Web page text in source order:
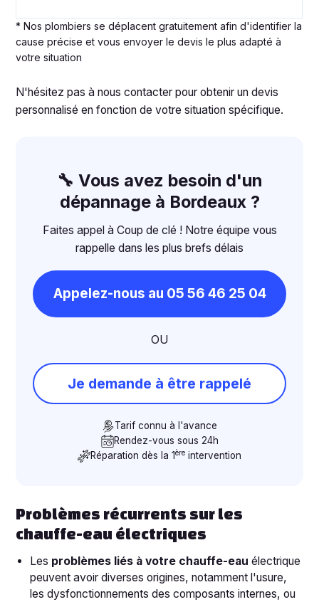
* Nos plombiers se déplacent gratuitement afin d'identifier la
cause précise et vous envoyer le devis le plus adapté à
votre situation
N'hésitez pas à nous contacter pour obtenir un devis
personnalisé en fonction de votre situation spécifique.
🔧 Vous avez besoin d'un
dépannage à Bordeaux ?
Faites appel à Coup de clé ! Notre équipe vous
rappelle dans les plus brefs délais
Appelez-nous au 05 56 46 25 04
OU
Je demande à être rappelé
Tarif connu à l'avance
Rendez-vous sous 24h
Réparation dès la 1ère intervention
Problèmes récurrents sur les
chauffe-eau électriques
Les problèmes liés à votre chauffe-eau électrique
peuvent avoir diverses origines, notamment l'usure,
les dysfonctionnements des composants internes, ou